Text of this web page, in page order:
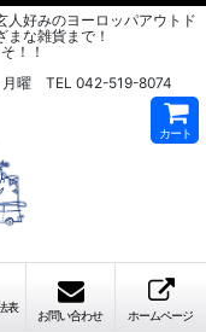
人好みのヨーロッパアウトド
な雑貨まで！
！！
月曜 TEL 042-519-8074
カート
表
お問い合わせ ホームページ